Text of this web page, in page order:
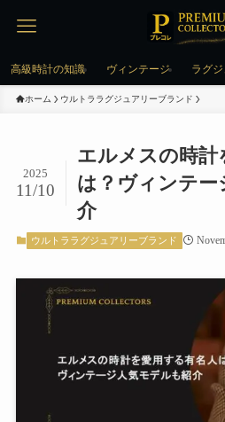
高級時計の知識 ヴィンテージ ラグ
ホーム ウルトララグジュアリーブランド
エルメスの時計
は？ヴィンテ
介
2025
11/10
ウルトララグジュアリーブランド